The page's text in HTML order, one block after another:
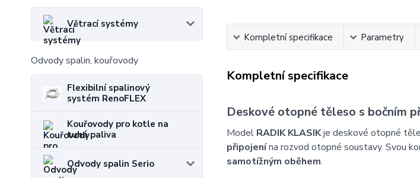
Větrací systémy
Odvody spalin, kouřovody
Flexibilní spalinový
systém RenoFLEX
Kouřovody pro kotle na
tuhá paliva
Odvody spalin Serio
Kompletní specifikace Parametry
Kompletní specifikace
Deskové otopné těleso s bočním
Model RADIK KLASIKje deskové otopné
připojenína rozvod otopné soustavy. Svou
samotížným oběhem.